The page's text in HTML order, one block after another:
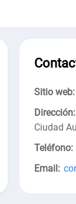
Sitio web:
Dirección:
Ciudad
Teléfono:
Email: